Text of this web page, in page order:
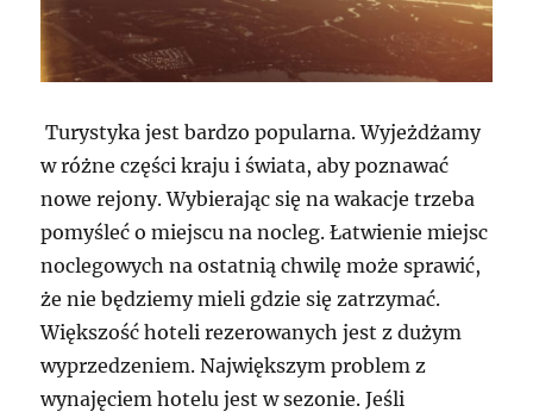
Turystyka jest bardzo popularna. Wyjeżdżamy
w różne części kraju i świata, aby poznawać
nowe rejony. Wybierając się na wakacje trzeba
pomyśleć o miejscu na nocleg. Łatwienie miejsc
noclegowych na ostatnią chwilę może sprawić,
że nie będziemy mieli gdzie się zatrzymać.
Większość hoteli rezerowanych jest z dużym
wyprzedzeniem. Największym problem z
wynajęciem hotelu jest w sezonie. Jeśli